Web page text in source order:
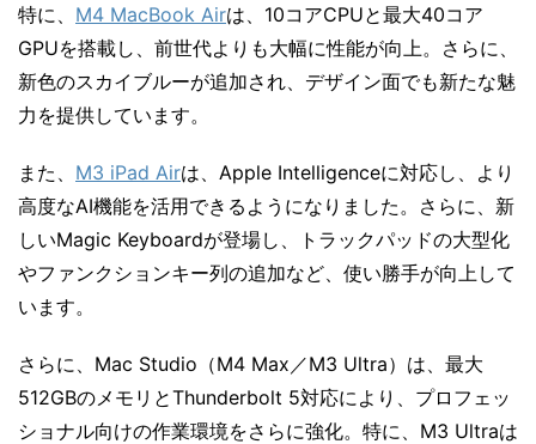
特に、 M4 MacBook Airは、10コアCPUと最大40コア
GPUを搭載し、前世代よりも大幅に性能が向上。さらに、
新色のスカイブルーが追加され、デザイン面でも新たな魅
力を提供しています。
また、 M3 iPad Airは、Apple Intelligenceに対応し、より
高度なAI機能を活用できるようになりました。さらに、新
しいMagic Keyboardが登場し、トラックパッドの大型化
やファンクションキー列の追加など、使い勝手が向上して
います。
さらに、Mac Studio（M4 Max／M3 Ultra）は、最大
512GBのメモリとThunderbolt 5対応により、プロフェッ
ショナル向けの作業環境をさらに強化。特に、M3 Ultraは